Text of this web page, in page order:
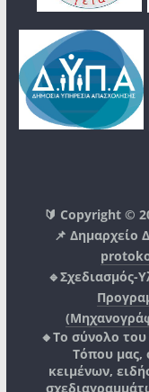
🔰 Copyright ©
📌 Δημαρχείο
🔹Σχεδιασμός-
🔸Το σύνολο
Τόπου μας,
κειμένων,